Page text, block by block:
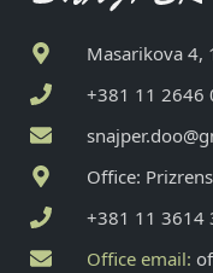
Masarikova 4,
+381 11 2646
Office:
+381 11 3614
Office email: